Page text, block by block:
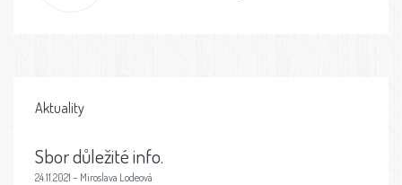
Aktuality
Sbor důležité info.
24.11.2021 – Miroslava Lodeová